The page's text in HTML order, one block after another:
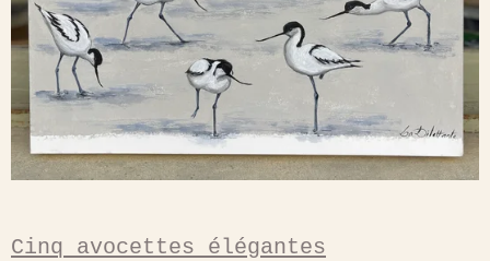
Cinq avocettes élégantes